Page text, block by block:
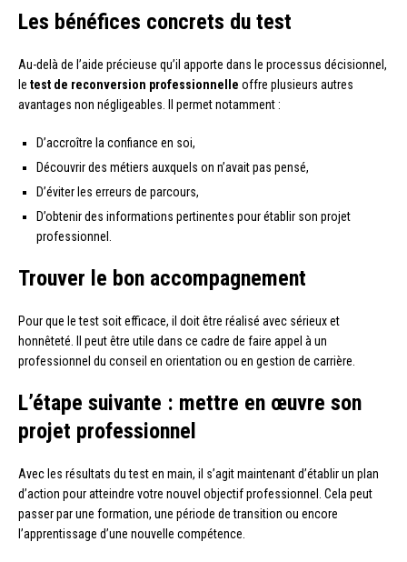
Les bénéfices concrets du test
Au-delà de l’aide précieuse qu’il apporte dans le processus décisionnel,
le test de reconversion professionnelle offre plusieurs autres
avantages non négligeables. Il permet notamment :
D’accroître la confiance en soi,
Découvrir des métiers auxquels on n’avait pas pensé,
D’éviter les erreurs de parcours,
D’obtenir des informations pertinentes pour établir son projet
professionnel.
Trouver le bon accompagnement
Pour que le test soit efficace, il doit être réalisé avec sérieux et
honnêteté. Il peut être utile dans ce cadre de faire appel à un
professionnel du conseil en orientation ou en gestion de carrière.
L’étape suivante : mettre en œuvre son
projet professionnel
Avec les résultats du test en main, il s’agit maintenant d’établir un plan
d’action pour atteindre votre nouvel objectif professionnel. Cela peut
passer par une formation, une période de transition ou encore
l’apprentissage d’une nouvelle compétence.